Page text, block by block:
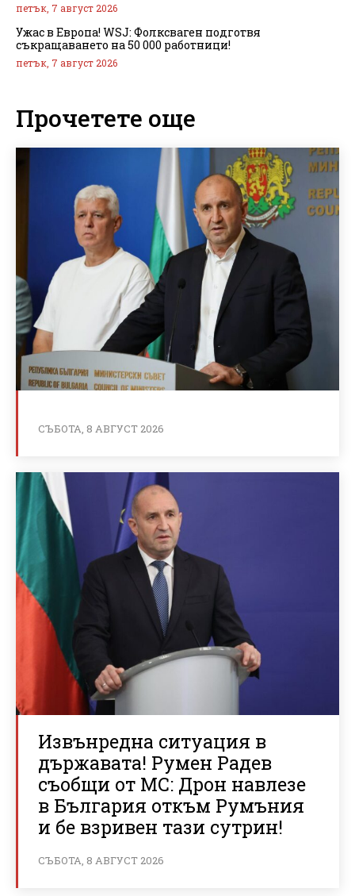
петък, 7 август 2026
Ужас в Европа! WSJ: Фолксваген подготвя
съкращаването на 50 000 работници!
петък, 7 август 2026
Прочетете още
СЪБОТА, 8 АВГУСТ 2026
Извънредна ситуация в
държавата! Румен Радев
съобщи от МС: Дрон навлезе
в България откъм Румъния
и бе взривен тази сутрин!
СЪБОТА, 8 АВГУСТ 2026